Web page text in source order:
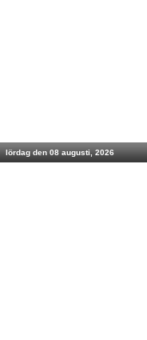
lördag den 08 augusti, 2026